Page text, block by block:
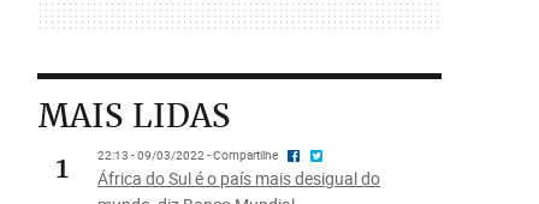
MAIS LIDAS
1
22:13 - 09/03/2022 - Compartilhe
África do Sul é o país mais desigual do